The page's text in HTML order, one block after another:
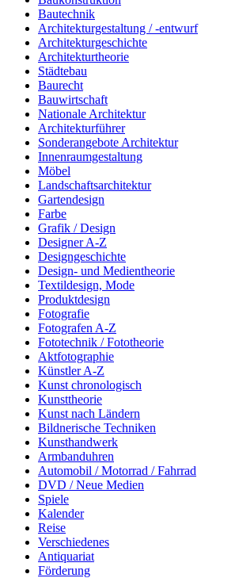
Bautechnik
Architekturgestaltung / -entwurf
Architekturgeschichte
Architekturtheorie
Städtebau
Baurecht
Bauwirtschaft
Nationale Architektur
Architekturführer
Sonderangebote Architektur
Innenraumgestaltung
Möbel
Landschaftsarchitektur
Gartendesign
Farbe
Grafik / Design
Designer A-Z
Designgeschichte
Design- und Medientheorie
Textildesign, Mode
Produktdesign
Fotografie
Fotografen A-Z
Fototechnik / Fototheorie
Aktfotographie
Künstler A-Z
Kunst chronologisch
Kunsttheorie
Kunst nach Ländern
Bildnerische Techniken
Kunsthandwerk
Armbanduhren
Automobil / Motorrad / Fahrrad
DVD / Neue Medien
Spiele
Kalender
Reise
Verschiedenes
Antiquariat
Förderung